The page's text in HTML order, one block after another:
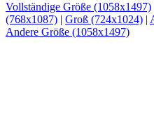
Vollständige Größe (1058x1497)
(768x1087) | Groß (724x1024) |
Andere Größe (1058x1497)